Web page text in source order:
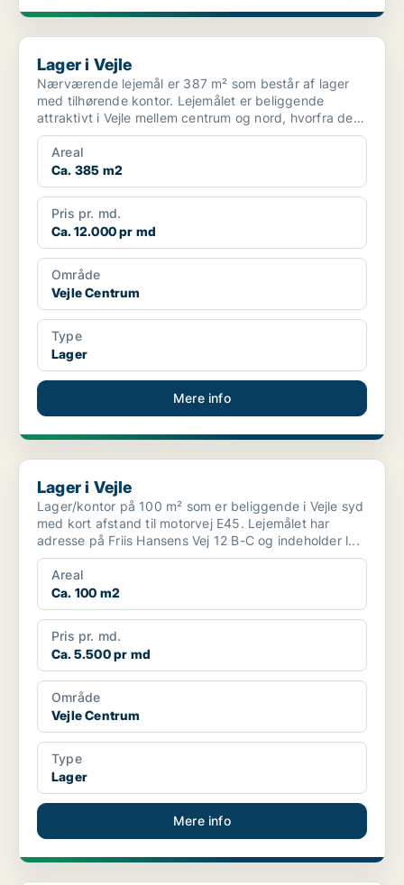
Lager i Vejle
Lager i Vejle
Nærværende lejemål er 387 m² som består af lager
med tilhørende kontor. Lejemålet er beliggende
attraktivt i Vejle mellem centrum og nord, hvorfra der
er kor...
Areal
Ca. 385 m2
Pris pr. md.
Ca. 12.000 pr md
Område
Vejle Centrum
Type
Lager
Mere info
Lager i Vejle
Lager i Vejle
Lager/kontor på 100 m² som er beliggende i Vejle syd
med kort afstand til motorvej E45. Lejemålet har
adresse på Friis Hansens Vej 12 B-C og indeholder l...
Areal
Ca. 100 m2
Pris pr. md.
Ca. 5.500 pr md
Område
Vejle Centrum
Type
Lager
Mere info